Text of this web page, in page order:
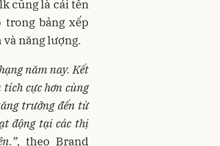
cũng là cái tên
bảng xếp
năng lượng.
năm nay. Kết
cực hơn cùng
trưởng đến từ
động tại các thị
, theo Brand